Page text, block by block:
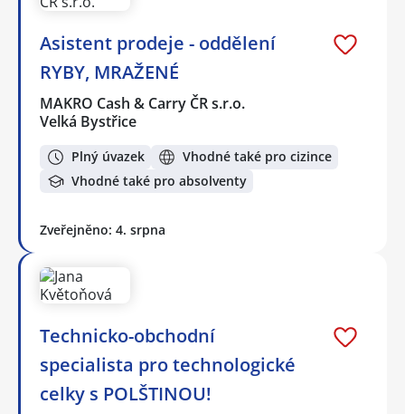
Asistent prodeje - oddělení
RYBY, MRAŽENÉ
MAKRO Cash & Carry ČR s.r.o.
Velká Bystřice
Plný úvazek
Vhodné také pro cizince
Vhodné také pro absolventy
Zveřejněno: 4. srpna
Technicko-obchodní
specialista pro technologické
celky s POLŠTINOU!